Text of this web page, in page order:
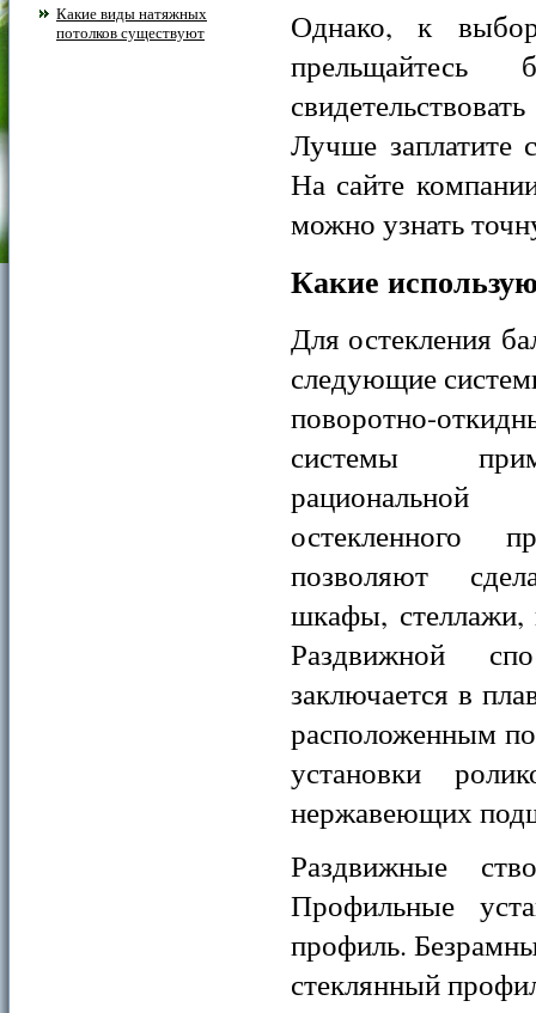
Какие виды натяжных
потолков существуют
Однако, к
Лучше заплатите
На сайте
можно узнать
Какие
Для остекления
следующие
поворотно-
системы
остекленного
позволяют
шкафы,
Раздвижной
заключается в
расположенным
установки
нержавеющих
Раздвижные
Профильные
профиль.
стеклянный